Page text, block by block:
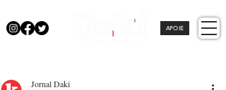
APOIE
Jornal Daki